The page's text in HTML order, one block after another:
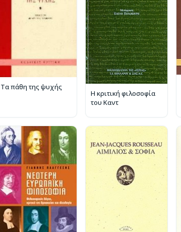
Τα πάθη της ψυχής
Η κριτική φιλοσοφία
του Καντ